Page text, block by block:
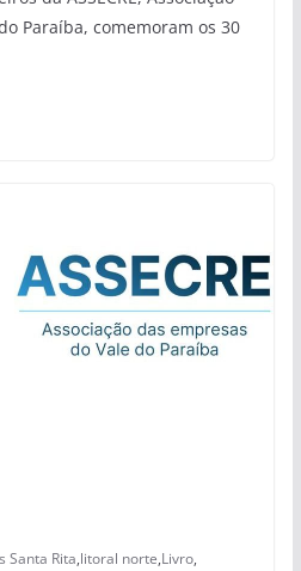
Paraíba, comemoram os 30
Santa Rita,litoral norte,Livro,